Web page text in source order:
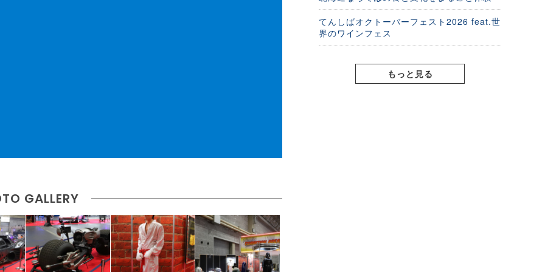
GALLERY
てんしばオクトーバーフェスト2026 feat.世
界のワインフェス
もっと見る